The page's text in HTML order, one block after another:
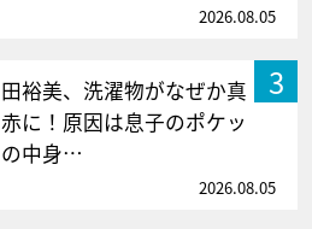
2026.08.05
3
裕美、洗濯物がなぜか真
に！原因は息子のポケッ
の中身…
2026.08.05